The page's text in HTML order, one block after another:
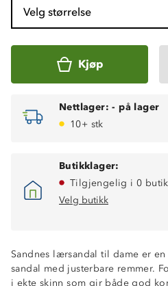
Velg størrelse
Kjøp
Nettlager: - på lager
10+ stk
Butikklager:
Tilgjengelig i 0
Velg butikk
Sandnes lærsandal til dame er
sandal med justerbare remmer.
i ekte skinn som gir både god